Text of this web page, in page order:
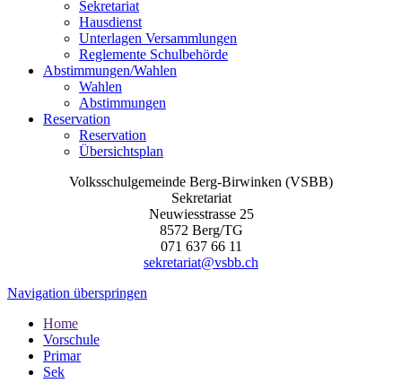
Sekretariat
Hausdienst
Unterlagen Versammlungen
Reglemente Schulbehörde
Abstimmungen/Wahlen
Wahlen
Abstimmungen
Reservation
Reservation
Übersichtsplan
Volksschulgemeinde Berg-Birwinken (VSBB)
Sekretariat
Neuwiesstrasse 25
8572 Berg/TG
071 637 66 11
sekretariat@vsbb.ch
Navigation überspringen
Home
Vorschule
Primar
Sek